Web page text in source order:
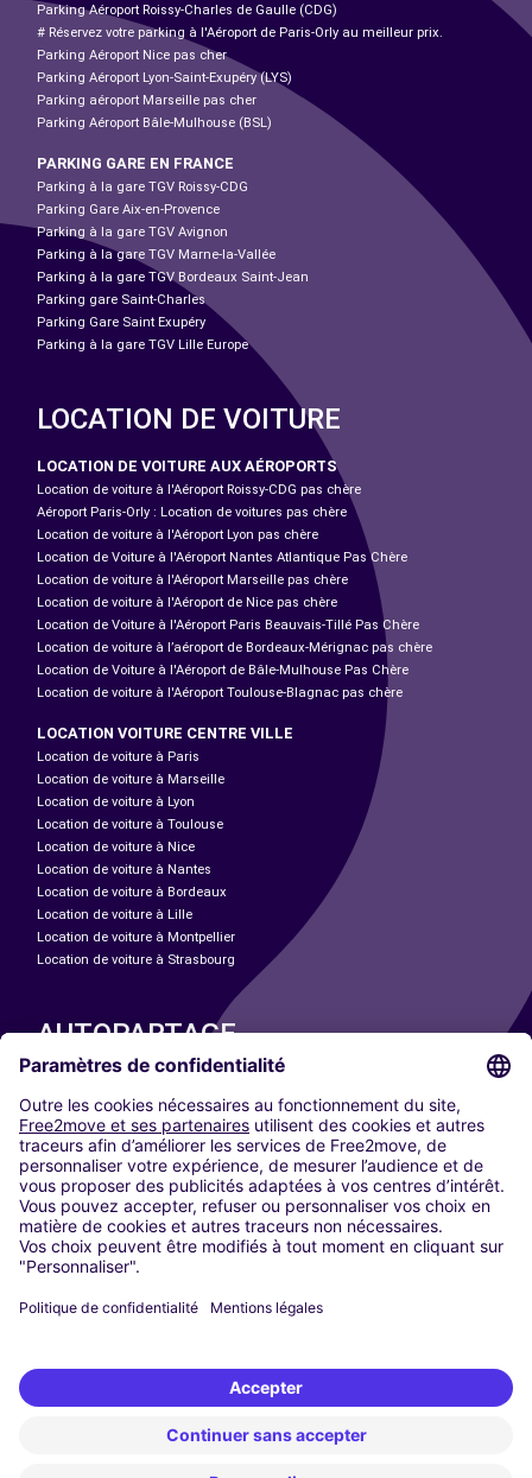
Parking Aéroport Roissy-Charles de Gaulle (CDG)
# Réservez votre parking à l'Aéroport de Paris-Orly au meilleur prix.
Parking Aéroport Nice pas cher
Parking Aéroport Lyon-Saint-Exupéry (LYS)
Parking aéroport Marseille pas cher
Parking Aéroport Bâle-Mulhouse (BSL)
PARKING GARE EN FRANCE
Parking à la gare TGV Roissy-CDG
Parking Gare Aix-en-Provence
Parking à la gare TGV Avignon
Parking à la gare TGV Marne-la-Vallée
Parking à la gare TGV Bordeaux Saint-Jean
Parking gare Saint-Charles
Parking Gare Saint Exupéry
Parking à la gare TGV Lille Europe
LOCATION DE VOITURE
LOCATION DE VOITURE AUX AÉROPORTS
Location de voiture à l'Aéroport Roissy-CDG pas chère
Aéroport Paris-Orly : Location de voitures pas chère
Location de voiture à l'Aéroport Lyon pas chère
Location de Voiture à l'Aéroport Nantes Atlantique Pas Chère
Location de voiture à l'Aéroport Marseille pas chère
Location de voiture à l'Aéroport de Nice pas chère
Location de Voiture à l'Aéroport Paris Beauvais-Tillé Pas Chère
Location de voiture à l’aéroport de Bordeaux-Mérignac pas chère
Location de Voiture à l'Aéroport de Bâle-Mulhouse Pas Chère
Location de voiture à l'Aéroport Toulouse-Blagnac pas chère
LOCATION VOITURE CENTRE VILLE
Location de voiture à Paris
Location de voiture à Marseille
Location de voiture à Lyon
Location de voiture à Toulouse
Location de voiture à Nice
Location de voiture à Nantes
Location de voiture à Bordeaux
Location de voiture à Lille
Location de voiture à Montpellier
Location de voiture à Strasbourg
AUTOPARTAGE
Paris
Madrid
Washington DC
Milan
Rome
Turin
Vienne
Berlin
Düsseldorf